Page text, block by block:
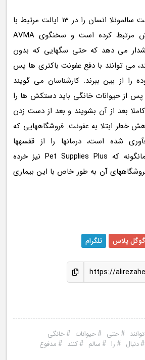
سی سی سی 45 عفونت سالمونلا انسان را در 13 ایالت مرتبط با
سگهای خوراکی خویش مرتبط کرده است و سخنگوی AVMA
می دهد که حتی سگهایی که بدون
می توانند با دفع عفونت باکتری ها پس
را از بین ببرند. کارشناسان می گویند
پس از حیوانات خانگی باید دستکش ها را
بعد از آن بشویند و بعد از دست زدن
خطر ابتلا به عفونت. فروشگاههایی که
شده است، درمانها را از قفسهها
جمعآوری کردهاند، همانگونه که Pet Supplies Plus نیز خرده
آن به طور خاص با این بیماری
گوگل پلاس تلگرام
https://
توانند #حتی #حیوانات #خانگی
#دنبال #را #سالم #کنند #مدفوع